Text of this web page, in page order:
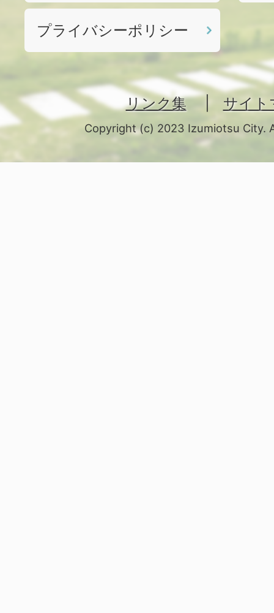
プライバシーポリシー
リンク集 サイト
Copyright (c) 2023 Izumiotsu City.